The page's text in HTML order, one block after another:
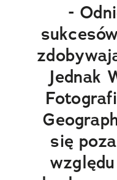
-
Jednak
się